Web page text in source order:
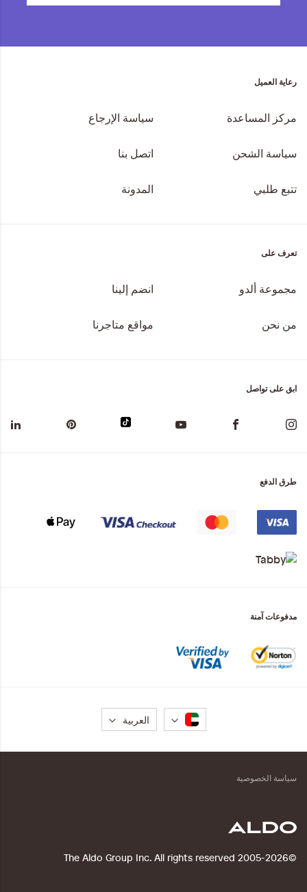
رعاية العميل
مركز المساعدة سياسة الإرجاع
سياسة الشحن اتصل بنا
تتبع طلبي المدونة
تعرف على
مجموعة ألدو انضم إلينا
من نحن مواقع متاجرنا
ابق على تواصل
طرق الدفع
مدفوعات آمنة
لغة
العربية
©2005-2026 The Aldo Group Inc. All rights reserved
سياسة الخصوصية